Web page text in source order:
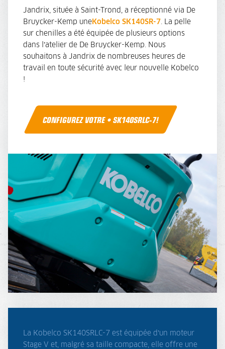
Jandrix, située à Saint-Trond, a réceptionné via De
Bruycker-Kemp une Kobelco SK140SR-7 . La pelle
sur chenilles a été équipée de plusieurs options
dans l’atelier de De Bruycker-Kemp. Nous
souhaitons à Jandrix de nombreuses heures de
travail en toute sécurité avec leur nouvelle Kobelco
!
CONFIGUREZ VOTRE • SK140SRLC-7!
La Kobelco SK140SRLC-7 est équipée d’un moteur
Stage V et, malgré sa taille compacte, elle offre une